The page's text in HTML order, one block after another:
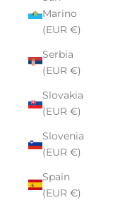
Marino
(EUR €)
Serbia
(EUR €)
Slovakia
(EUR €)
Slovenia
(EUR €)
Spain
(EUR €)